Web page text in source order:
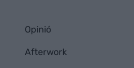
Opinió
Afterwork